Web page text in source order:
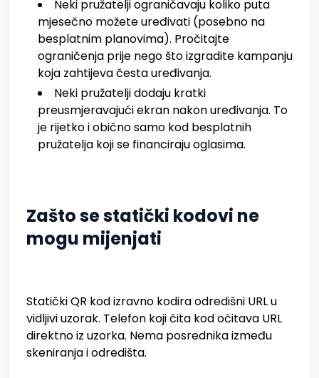
Neki pružatelji ograničavaju koliko puta
mjesečno možete uređivati (posebno na
besplatnim planovima). Pročitajte
ograničenja prije nego što izgradite kampanju
koja zahtijeva česta uređivanja.
Neki pružatelji dodaju kratki
preusmjeravajući ekran nakon uređivanja. To
je rijetko i obično samo kod besplatnih
pružatelja koji se financiraju oglasima.
Zašto se statički kodovi ne
mogu mijenjati
Statički QR kod izravno kodira odredišni URL u
vidljivi uzorak. Telefon koji čita kod očitava URL
direktno iz uzorka. Nema posrednika između
skeniranja i odredišta.